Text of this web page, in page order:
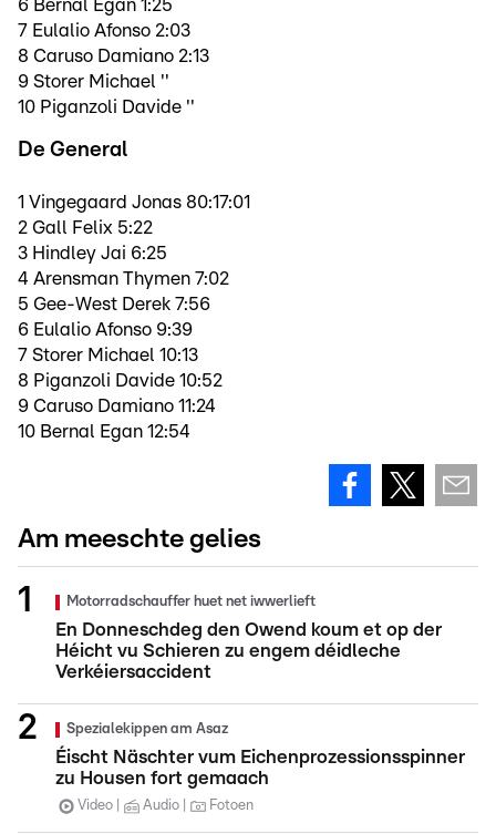
6 Bernal Egan 1:25
7 Eulalio Afonso 2:03
8 Caruso Damiano 2:13
9 Storer Michael ''
10 Piganzoli Davide ''
De General
1 Vingegaard Jonas 80:17:01
2 Gall Felix 5:22
3 Hindley Jai 6:25
4 Arensman Thymen 7:02
5 Gee-West Derek 7:56
6 Eulalio Afonso 9:39
7 Storer Michael 10:13
8 Piganzoli Davide 10:52
9 Caruso Damiano 11:24
10 Bernal Egan 12:54
Am meeschte gelies
Motorradschauffer huet net iwwerlieft
En Donneschdeg den Owend koum et op der
Héicht vu Schieren zu engem déidleche
Verkéiersaccident
Spezialekippen am Asaz
Éischt Näschter vum Eichenprozessionsspinner
zu Housen fort gemaach
Video Audio Fotoen